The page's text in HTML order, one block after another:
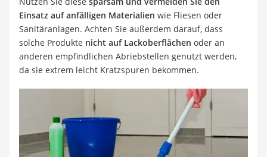
Einsatz auf anfälligen Materialien wie Fliesen oder
Sanitäranlagen. Achten Sie außerdem darauf, dass
solche Produkte nicht auf Lackoberflächen oder an
anderen empfindlichen Abriebstellen genutzt werden,
da sie extrem leicht Kratzspuren bekommen.